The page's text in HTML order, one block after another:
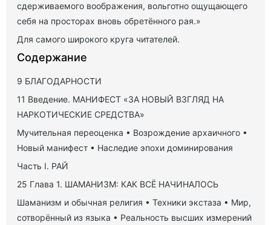
сдерживаемого воображения, вольготно ощущающего
себя на просторах вновь обретённого рая.»
Для самого широкого круга читателей.
Содержание
9 БЛАГОДАРНОСТИ
11 Введение. МАНИФЕСТ «ЗА НОВЫЙ ВЗГЛЯД НА
НАРКОТИЧЕСКИЕ СРЕДСТВА»
Мучительная переоценка • Возрождение архаичного •
Новый манифест • Наследие эпохи доминирования
Часть I. РАЙ
25 Глава 1. ШАМАНИЗМ: КАК ВСЁ НАЧИНАЛОСЬ
Шаманизм и обычная религия • Техники экстаза • Мир,
сотворённый из языка • Реальность высших измерений